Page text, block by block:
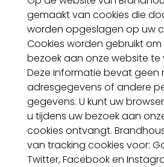
gemaakt van cookies die
worden opgeslagen op uw
Cookies worden gebruikt
bezoek aan onze website te
Deze informatie bevat
adresgegevens of andere
gegevens. U kunt uw
u tijdens uw bezoek aan
cookies ontvangt.
van tracking cookies voor:
Twitter, Facebook en